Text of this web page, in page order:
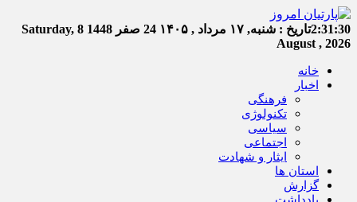
2:31:30تاریخ : شنبه, ۱۷ مرداد , ۱۴۰۵ 24 صفر 1448
Saturday, 8
August , 2026
خانه
اخبار
فرهنگی
تکنولوژی
سیاسی
اجتماعی
ایثار و شهادت
استان ها
گزارش